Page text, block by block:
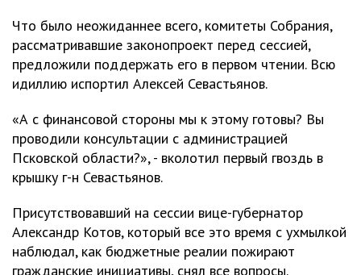
Что было неожиданнее всего, комитеты Собрания,
рассматривавшие законопроект перед сессией,
предложили поддержать его в первом чтении. Всю
идиллию испортил Алексей Севастьянов.
«А с финансовой стороны мы к этому готовы? Вы
проводили консультации с администрацией
Псковской области?», - вколотил первый гвоздь в
крышку г-н Севастьянов.
Присутствовавший на сессии вице-губернатор
Александр Котов, который все это время с ухмылкой
наблюдал, как бюджетные реалии пожирают
гражданские инициативы, снял все вопросы.